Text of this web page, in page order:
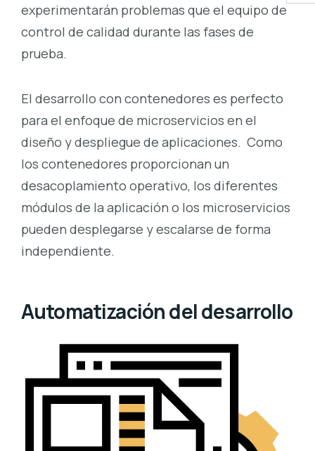
experimentarán problemas que el equipo de
control de calidad durante las fases de
prueba.
El desarrollo con contenedores es perfecto
para el enfoque de microservicios en el
diseño y despliegue de aplicaciones. Como
los contenedores proporcionan un
desacoplamiento operativo, los diferentes
módulos de la aplicación o los microservicios
pueden desplegarse y escalarse de forma
independiente.
Automatización del desarrollo